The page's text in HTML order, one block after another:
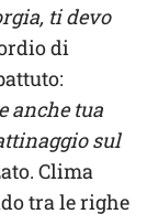
ti devo
di
anche tua
sul
Clima
tra le righe